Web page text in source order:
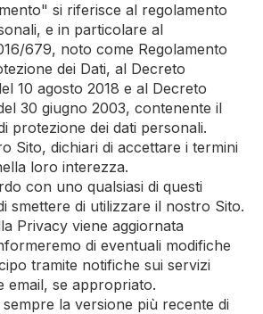
si riferisce al regolamento
e in particolare al
679, noto come Regolamento
dei Dati, al Decreto
10 agosto 2018 e al Decreto
30 giugno 2003, contenente il
protezione dei dati personali.
Sito, dichiari di accettare i termini
loro interezza.
con uno qualsiasi di questi
smettere di utilizzare il nostro Sito.
Privacy viene aggiornata
di eventuali modifiche
tramite notifiche sui servizi
email, se appropriato.
la versione più recente di